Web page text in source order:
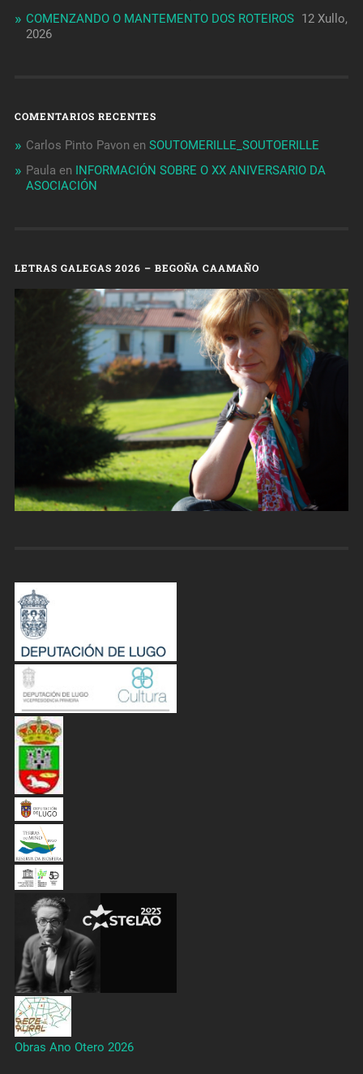
COMENZANDO O MANTEMENTO DOS ROTEIROS 12 Xullo,
2026
COMENTARIOS RECENTES
Carlos Pinto Pavon en SOUTOMERILLE_SOUTOERILLE
Paula en INFORMACIÓN SOBRE O XX ANIVERSARIO DA
ASOCIACIÓN
LETRAS GALEGAS 2026 – BEGOÑA CAAMAÑO
Obras Ano Otero 2026